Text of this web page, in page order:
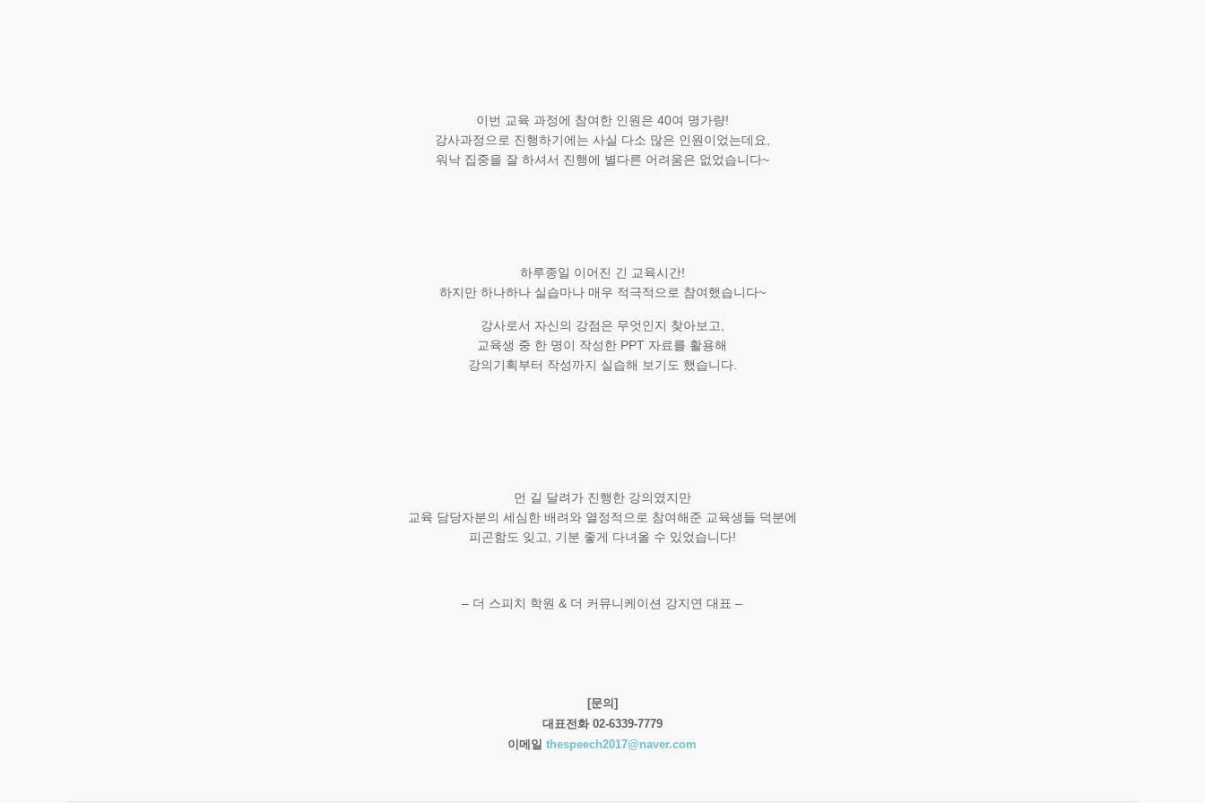
이번 교육 과정에 참여한 인원은 40여 명가량!
강사과정으로 진행하기에는 사실 다소 많은 인원이었는데요,
워낙 집중을 잘 하셔서 진행에 별다른 어려움은 없었습니다~
하루종일 이어진 긴 교육시간!
하지만 하나하나 실습마나 매우 적극적으로 참여했습니다~
강사로서 자신의 강점은 무엇인지 찾아보고,
교육생 중 한 명이 작성한 PPT 자료를 활용해
강의기획부터 작성까지 실습해 보기도 했습니다.
먼 길 달려가 진행한 강의였지만
교육 담당자분의 세심한 배려와 열정적으로 참여해준 교육생들 덕분에
피곤함도 잊고, 기분 좋게 다녀올 수 있었습니다!
– 더 스피치 학원 & 더 커뮤니케이션 강지연 대표 –
[문의]
대표전화 02-6339-7779
이메일thespeech2017@naver.com